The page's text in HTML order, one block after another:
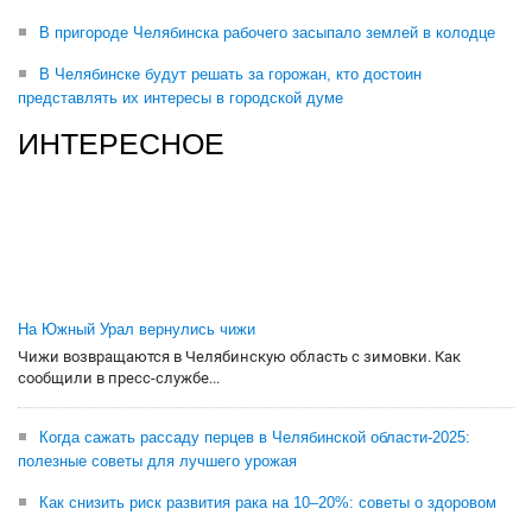
В пригороде Челябинска рабочего засыпало землей в колодце
В Челябинске будут решать за горожан, кто достоин
представлять их интересы в городской думе
ИНТЕРЕСНОЕ
На Южный Урал вернулись чижи
Чижи возвращаются в Челябинскую область с зимовки. Как
сообщили в пресс-службе...
Когда сажать рассаду перцев в Челябинской области-2025:
полезные советы для лучшего урожая
Как снизить риск развития рака на 10–20%: советы о здоровом